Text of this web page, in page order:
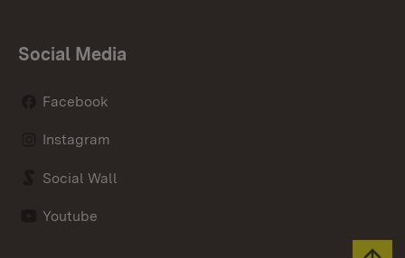
Social Media
Facebook
Instagram
Social Wall
Youtube